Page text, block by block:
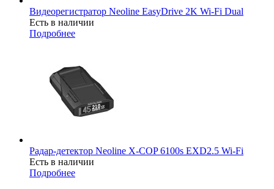
Видеорегистратор Neoline EasyDrive 2K Wi-Fi Dual
Есть в наличии
Подробнее
Радар-детектор Neoline X-COP 6100s EXD2.5 Wi-Fi
Есть в наличии
Подробнее